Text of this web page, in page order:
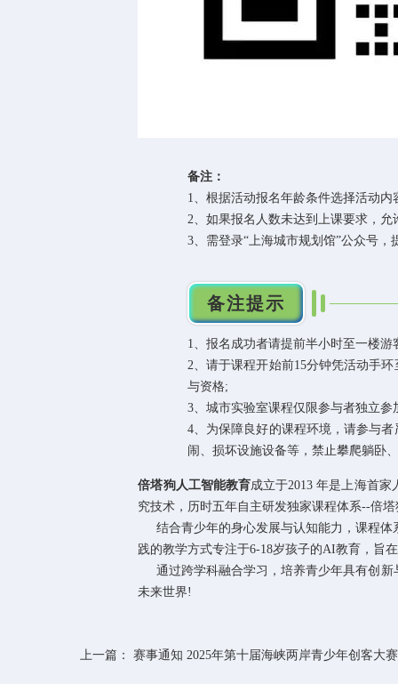
备注：
1、根据活动报名年龄条件选择活动内
2、如果报名人数未达到上课要求，
3、需登录“上海城市规划馆”公众号
备注提示
1、报名成功者请提前半小时至一楼
2、请于课程开始前15分钟凭活动手
与资格;
3、城市实验室课程仅限参与者独立
4、为保障良好的课程环境，请参与
闹、损坏设施设备等，禁止攀爬躺卧
倍塔狗人工智能教育成立于2013 年是上海首
究技术，历时五年自主研发独家课程体系--倍
结合青少年的身心发展与认知能力，课程体
践的教学方式专注于6-18岁孩子的AI教育，旨在
通过跨学科融合学习，培养青少年具有创新
未来世界!
上一篇： 赛事通知 2025年第十届海峡两岸青少年创客大